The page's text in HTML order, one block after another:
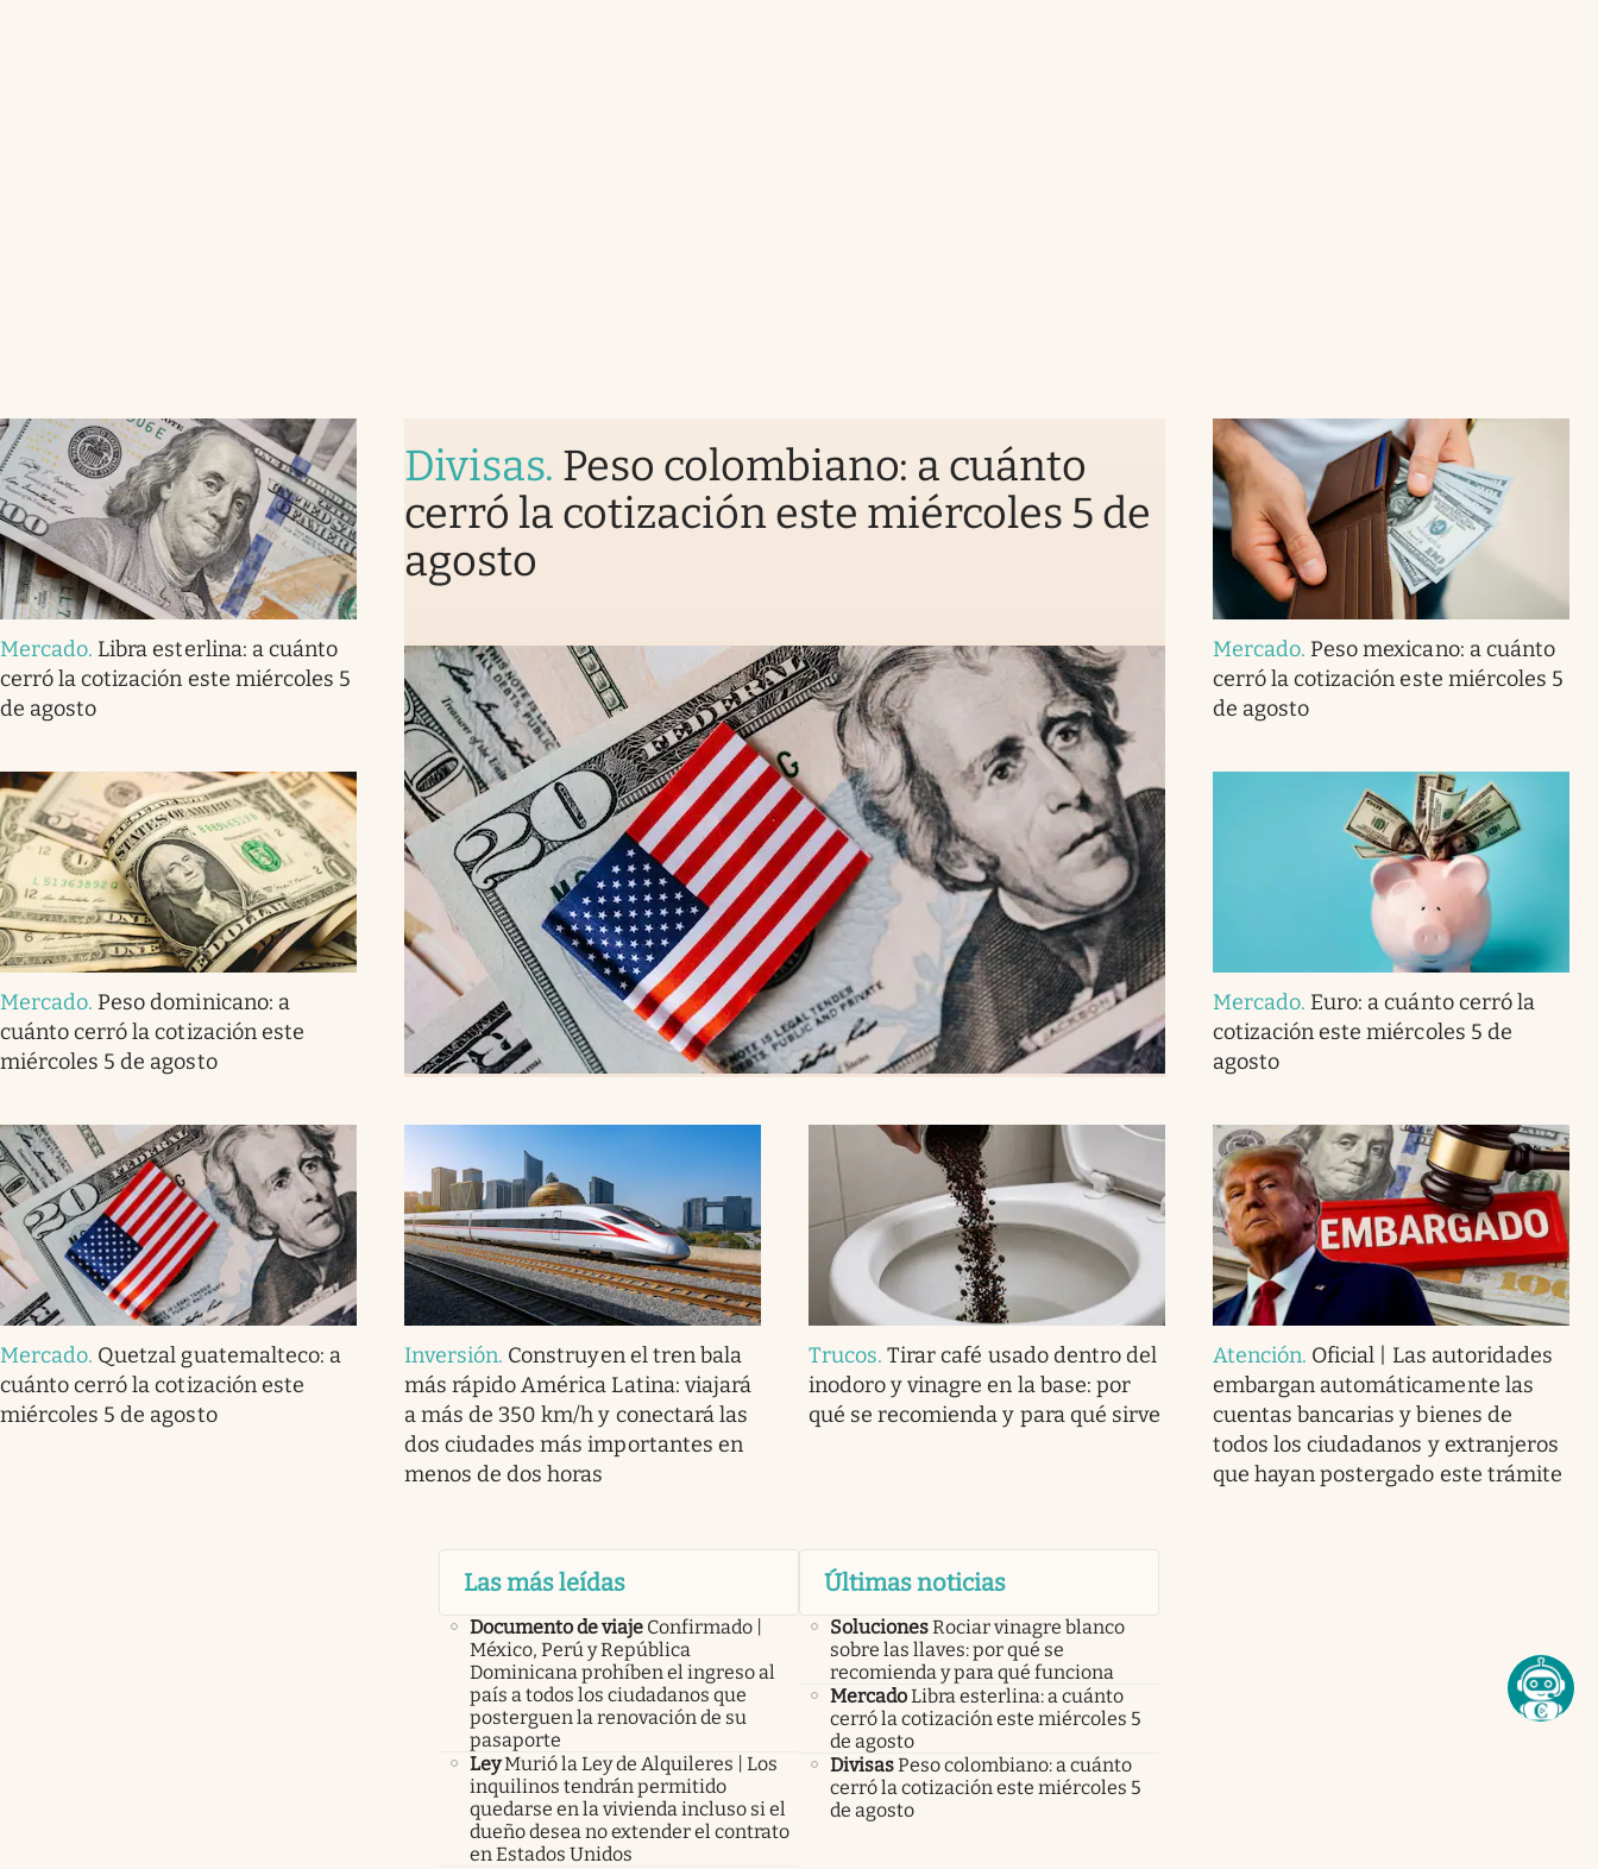
Mercado. Libra esterlina: a cuánto
cerró la cotización este miércoles 5
de agosto
Divisas. Peso colombiano: a cuánto
cerró la cotización este miércoles 5 de
agosto
Mercado. Peso mexicano: a cuánto
cerró la cotización este miércoles 5
de agosto
Mercado. Peso dominicano: a
cuánto cerró la cotización este
miércoles 5 de agosto
Mercado. Euro: a cuánto cerró la
cotización este miércoles 5 de
agosto
Mercado. Quetzal guatemalteco: a
cuánto cerró la cotización este
miércoles 5 de agosto
Inversión. Construyen el tren bala
más rápido América Latina: viajará
a más de 350 km/h y conectará las
dos ciudades más importantes en
menos de dos horas
Trucos.Tirar café usado dentro del
inodoro y vinagre en la base: por
qué se recomienda y para qué sirve
Atención. Oficial | Las autoridades
embargan automáticamente las
cuentas bancarias y bienes de
todos los ciudadanos y extranjeros
que hayan postergado este trámite
Las más leídas
Documento de viaje Confirmado |
México, Perú y República
Dominicana prohíben el ingreso al
país a todos los ciudadanos que
posterguen la renovación de su
pasaporte
LeyMurió la Ley de Alquileres | Los
inquilinos tendrán permitido
quedarse en la vivienda incluso si el
dueño desea no extender el contrato
en Estados Unidos
Últimas noticias
SolucionesRociar vinagre blanco
sobre las llaves: por qué se
recomienda y para qué funciona
MercadoLibra esterlina: a cuánto
cerró la cotización este miércoles 5
de agosto
DivisasPeso colombiano: a cuánto
cerró la cotización este miércoles 5
de agosto